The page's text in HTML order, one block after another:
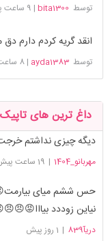
توسط bita1300
| 9 ساعت پیش
انقد گریه کردم دارم
توسطayda1383
|8 ساعت پیش
داغ ترین های تاپیک های 2
دیگه چیزی نداشتم
مهربانو_1404 | 19 ساعت پیش
حس ششم میای
نیاین زوددد
دریآ839 | 1 روز پیش